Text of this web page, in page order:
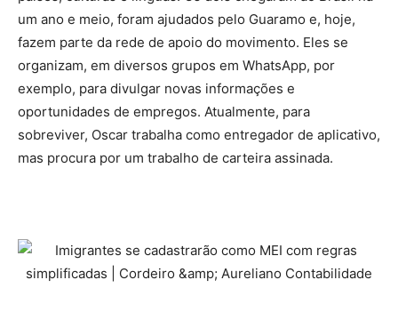
um ano e meio, foram ajudados pelo Guaramo e, hoje,
fazem parte da rede de apoio do movimento. Eles se
organizam, em diversos grupos em WhatsApp, por
exemplo, para divulgar novas informações e
oportunidades de empregos. Atualmente, para
sobreviver, Oscar trabalha como entregador de aplicativo,
mas procura por um trabalho de carteira assinada.